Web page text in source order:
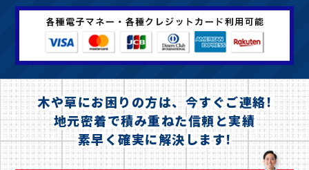
木や草にお困りの方は、今すぐご連絡!
地元密着で積み重ねた信頼と実績
素早く確実に解決します!